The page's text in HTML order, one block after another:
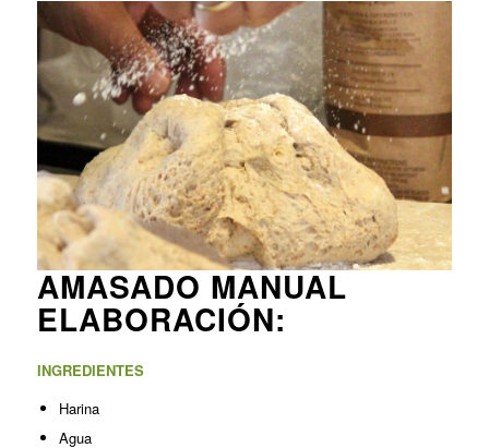
AMASADO MANUAL
ELABORACIÓN:
INGREDIENTES
Harina
Agua